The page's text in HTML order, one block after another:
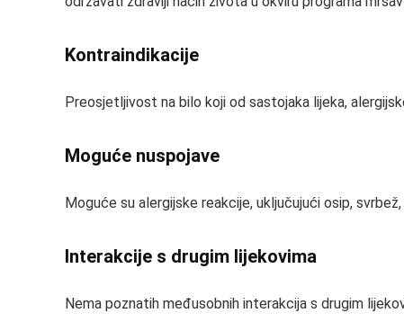
Kontraindikacije
Preosjetljivost na bilo koji od sastojaka lijeka,
Moguće nuspojave
Moguće su alergijske reakcije, uključujući osip,
Interakcije s drugim lijekovima
Nema poznatih međusobnih interakcija s drugim